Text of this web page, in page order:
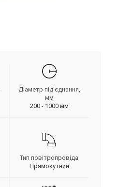
Діаметр під'єднання,
мм
200 - 1000 мм
Тип повітропровіда
Прямокутний